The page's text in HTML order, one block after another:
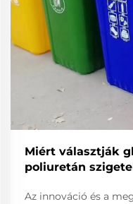
Miért választják
poliuretán
Az innováció és a